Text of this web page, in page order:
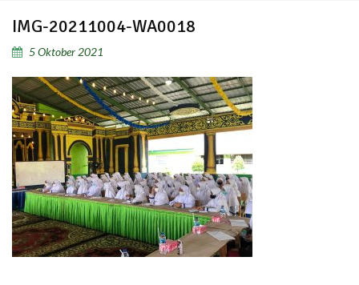
IMG-20211004-WA0018
5 Oktober 2021